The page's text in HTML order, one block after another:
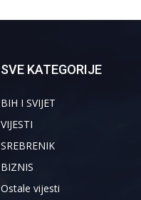
SVE KATEGORIJE
BIH I SVIJET
VIJESTI
SREBRENIK
BIZNIS
Ostale vijesti